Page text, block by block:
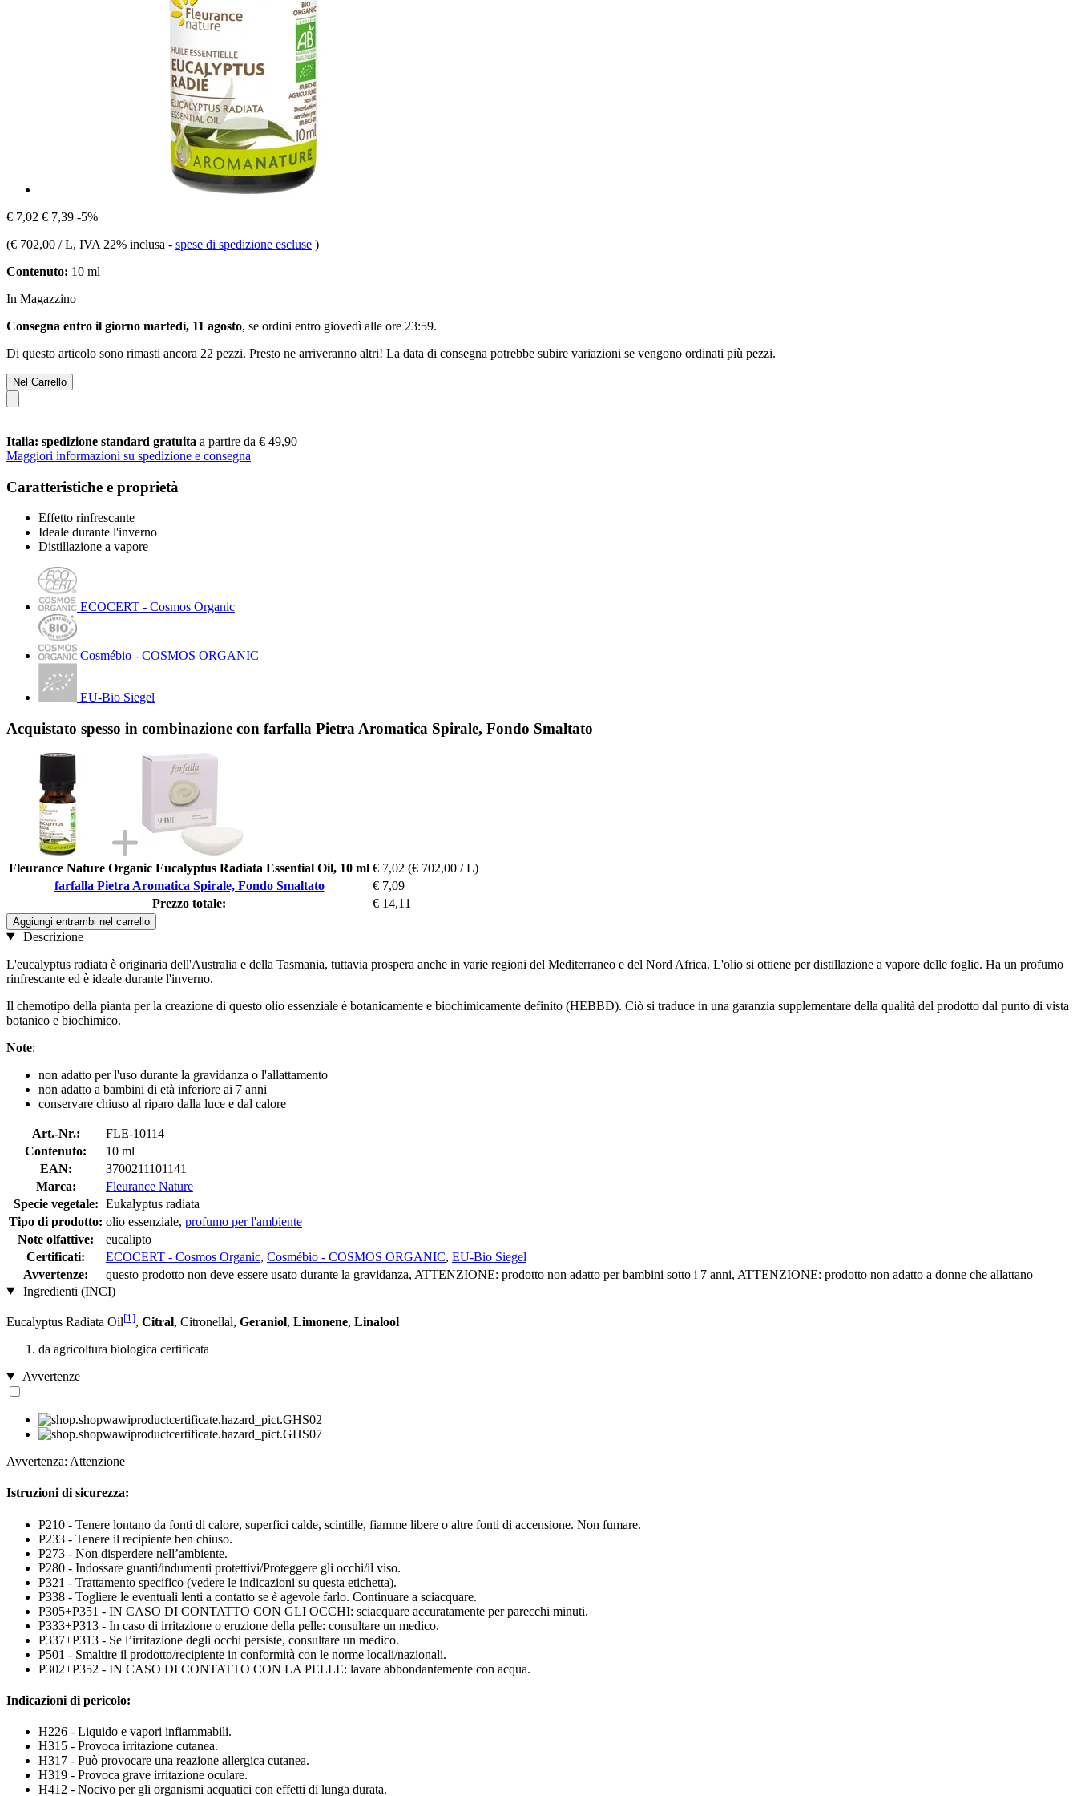
€ 7,02 € 7,39 -5%
(€ 702,00 / L, IVA 22% inclusa - spese di spedizione escluse )
Contenuto: 10 ml
In Magazzino
Consegna entro il giorno martedì, 11 agosto, se ordini entro giovedì alle ore 23:59.
Di questo articolo sono rimasti ancora 22 pezzi. Presto ne arriveranno altri! La data di consegna potrebbe subire variazioni se vengono ordinati più pezzi.
Nel Carrello
Italia: spedizione standard gratuita a partire da € 49,90
Maggiori informazioni su spedizione e consegna
Caratteristiche e proprietà
Effetto rinfrescante
Ideale durante l'inverno
Distillazione a vapore
ECOCERT - Cosmos Organic
Cosmébio - COSMOS ORGANIC
EU-Bio Siegel
Acquistato spesso in combinazione con farfalla Pietra Aromatica Spirale, Fondo Smaltato
Fleurance Nature Organic Eucalyptus Radiata Essential Oil, 10 ml € 7,02 (€ 702,00 / L)
farfalla Pietra Aromatica Spirale, Fondo Smaltato
€ 7,09
Prezzo totale:
€ 14,11
Aggiungi entrambi nel carrello
Descrizione
L'eucalyptus radiata è originaria dell'Australia e della Tasmania, tuttavia prospera anche in varie regioni del Mediterraneo e del Nord Africa. L'olio si ottiene per distillazione a vapore delle foglie. Ha un profumo
rinfrescante ed è ideale durante l'inverno.
Il chemotipo della pianta per la creazione di questo olio essenziale è botanicamente e biochimicamente definito (HEBBD). Ciò si traduce in una garanzia supplementare della qualità del prodotto dal punto di vista
botanico e biochimico.
Note:
non adatto per l'uso durante la gravidanza o l'allattamento
non adatto a bambini di età inferiore ai 7 anni
conservare chiuso al riparo dalla luce e dal calore
Art.-Nr.:
FLE-10114
Contenuto:
10 ml
EAN:
3700211101141
Marca:
Fleurance Nature
Specie vegetale: Eukalyptus radiata
Tipo di prodotto: olio essenziale, profumo per l'ambiente
Note olfattive:
eucalipto
Certificati:
ECOCERT - Cosmos Organic, Cosmébio - COSMOS ORGANIC, EU-Bio Siegel
Avvertenze:
questo prodotto non deve essere usato durante la gravidanza, ATTENZIONE: prodotto non adatto per bambini sotto i 7 anni, ATTENZIONE: prodotto non adatto a donne che allattano
Ingredienti (INCI)
Eucalyptus Radiata Oil[1], Citral, Citronellal, Geraniol, Limonene, Linalool
da agricoltura biologica certificata
Avvertenze
Avvertenza: Attenzione
Istruzioni di sicurezza:
P210 - Tenere lontano da fonti di calore, superfici calde, scintille, fiamme libere o altre fonti di accensione. Non fumare.
P233 - Tenere il recipiente ben chiuso.
P273 - Non disperdere nell’ambiente.
P280 - Indossare guanti/indumenti protettivi/Proteggere gli occhi/il viso.
P321 - Trattamento specifico (vedere le indicazioni su questa etichetta).
P338 - Togliere le eventuali lenti a contatto se è agevole farlo. Continuare a sciacquare.
P305+P351 - IN CASO DI CONTATTO CON GLI OCCHI: sciacquare accuratamente per parecchi minuti.
P333+P313 - In caso di irritazione o eruzione della pelle: consultare un medico.
P337+P313 - Se l’irritazione degli occhi persiste, consultare un medico.
P501 - Smaltire il prodotto/recipiente in conformità con le norme locali/nazionali.
P302+P352 - IN CASO DI CONTATTO CON LA PELLE: lavare abbondantemente con acqua.
Indicazioni di pericolo:
H226 - Liquido e vapori infiammabili.
H315 - Provoca irritazione cutanea.
H317 - Può provocare una reazione allergica cutanea.
H319 - Provoca grave irritazione oculare.
H412 - Nocivo per gli organismi acquatici con effetti di lunga durata.